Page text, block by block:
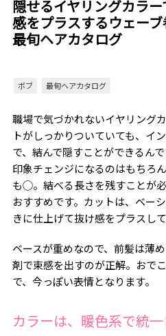
隠せるイヤリングカラ
感をプラスするウェー
最旬ヘアカタログ
ボブ 最旬ヘアカタログ
職場で気づかれないイヤリング
トがしっかりついていても、イ
で、結んで隠すことができるん
印象チェンジになるのはもちろ
も◯。結べる長さを残すことが
おすすめです。カットは、ベー
きに仕上げて抜け感をプラスして
ベースが重めなので、前髪は薄
剤で束感を出すのが正解。おで
で、今っぽい表情となります。
カラーは、暖色系で統